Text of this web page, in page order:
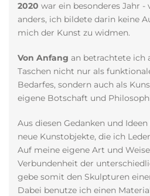
2020 war ein besonderes Jahr -
anders, ich bildete darin keine
mich der Kunst zu widmen.
Von Anfang an betrachtete ich
Taschen nicht nur als
Bedarfes, sondern auch als
eigene Botschaft und
Aus diesen Gedanken und
neue Kunstobjekte, die ich
Auf meine eigene Art und
Verbundenheit der
gebe somit den Skulpturen
Dabei benutze ich einen